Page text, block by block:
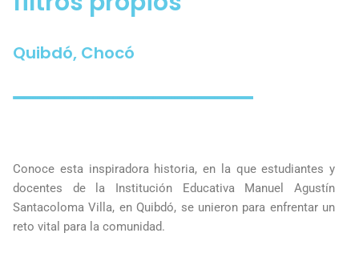
Quibdó, Chocó
Conoce esta inspiradora historia, en la que estudiantes y
docentes de la Institución Educativa Manuel Agustín
Santacoloma Villa, en Quibdó, se unieron para enfrentar un
reto vital para la comunidad.